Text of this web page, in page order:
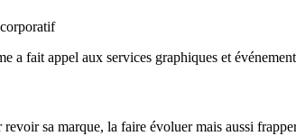
a fait appel aux services graphiques et
sa marque, la faire évoluer mais aussi